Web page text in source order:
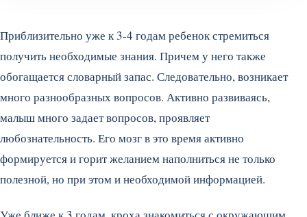
Приблизительно уже к 3-4 годам ребенок стремиться
получить необходимые знания. Причем у него также
обогащается словарный запас. Следовательно, возникает
много разнообразных вопросов. Активно развиваясь,
малыш много задает вопросов, проявляет
любознательность. Его мозг в это время активно
формируется и горит желанием наполниться не только
полезной, но при этом и необходимой информацией.